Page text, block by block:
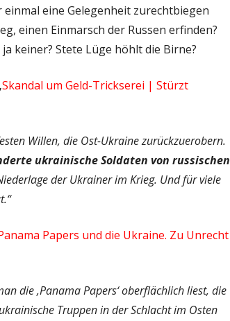
eine Gelegenheit zurechtbiegen
einen Einmarsch der Russen erfinden?
keiner? Stete Lüge höhlt die Birne?
Skandal um Geld-Trickserei | Stürzt
Willen, die Ost-Ukraine zurückzuerobern.
ukrainische Soldaten von russischen
der Ukrainer im Krieg. Und für viele
Papers und die Ukraine. Zu Unrecht
die ‚Panama Papers‘ oberflächlich liest, die
Truppen in der Schlacht im Osten